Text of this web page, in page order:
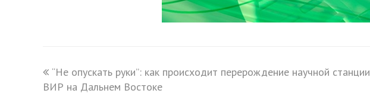
previous
post:
“Не опускать руки”: как происходит перерождение научной станции
ВИР на Дальнем Востоке